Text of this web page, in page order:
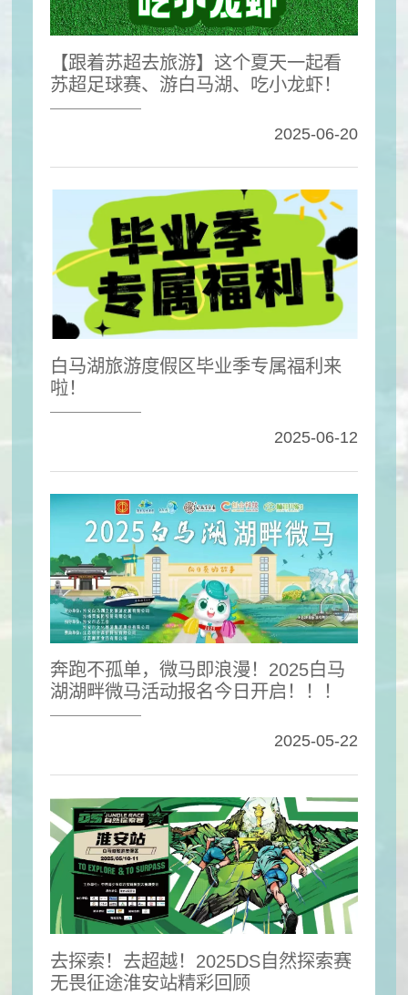
【跟着苏超去旅游】这个夏天一起看
苏超足球赛、游白马湖、吃小龙虾！
2025-06-20
白马湖旅游度假区毕业季专属福利来
啦！
2025-06-12
奔跑不孤单，微马即浪漫！2025白马
湖湖畔微马活动报名今日开启！！！
2025-05-22
去探索！去超越！2025DS自然探索赛
无畏征途淮安站精彩回顾